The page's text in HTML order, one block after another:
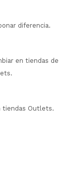
diferencia.
en tiendas de
tiendas Outlets.